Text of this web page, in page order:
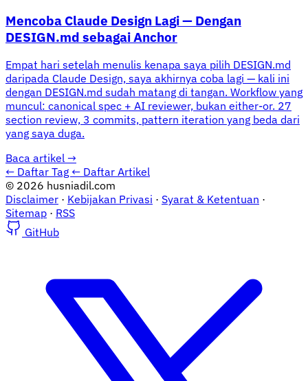
Mencoba Claude Design Lagi — Dengan
DESIGN.md sebagai Anchor
Empat hari setelah menulis kenapa saya pilih DESIGN.md
daripada Claude Design, saya akhirnya coba lagi — kali ini
dengan DESIGN.md sudah matang di tangan. Workflow yang
muncul: canonical spec + AI reviewer, bukan either-or. 27
section review, 3 commits, pattern iteration yang beda dari
yang saya duga.
Baca artikel →
← Daftar Tag ← Daftar Artikel
© 2026 husniadil.com
Disclaimer · Kebijakan Privasi · Syarat & Ketentuan ·
Sitemap · RSS
GitHub